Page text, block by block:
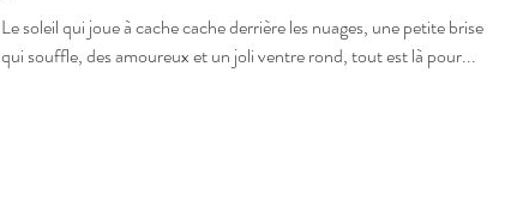
Le soleil qui joue à cache cache derrière les nuages, une petite brise
qui souffle, des amoureux et un joli ventre rond, tout est là pour...